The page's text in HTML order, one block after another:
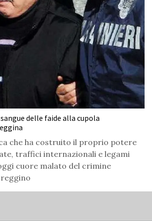
delle faide alla cupola
che ha costruito il proprio potere
traffici internazionali e legami
cuore malato del crimine